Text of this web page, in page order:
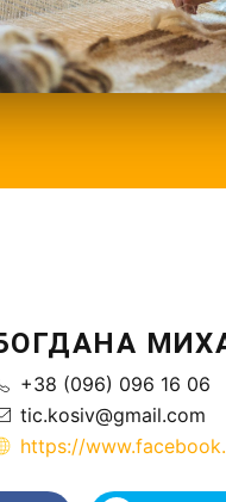
+38 (096) 096 16 06
tic.kosiv@gmail.com
https://